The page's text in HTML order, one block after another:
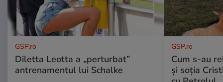
GSP.ro
Diletta Leotta a „perturbat”
antrenamentul lui Schalke
GSP.ro
Cum s-au
și soția